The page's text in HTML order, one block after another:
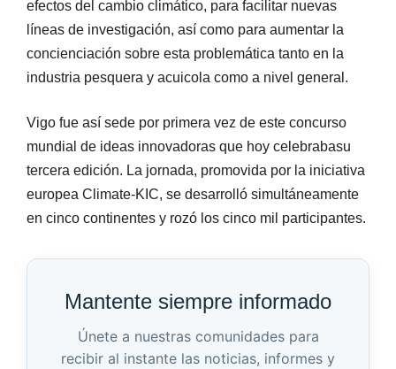
efectos del cambio climático, para facilitar nuevas
líneas de investigación, así como para aumentar la
concienciación sobre esta problemática tanto en la
industria pesquera y acuicola como a nivel general.
Vigo fue así sede por primera vez de este concurso
mundial de ideas innovadoras que hoy celebrabasu
tercera edición. La jornada, promovida por la iniciativa
europea Climate-KIC, se desarrolló simultáneamente
en cinco continentes y rozó los cinco mil participantes.
Mantente siempre informado
Únete a nuestras comunidades para
recibir al instante las noticias, informes y